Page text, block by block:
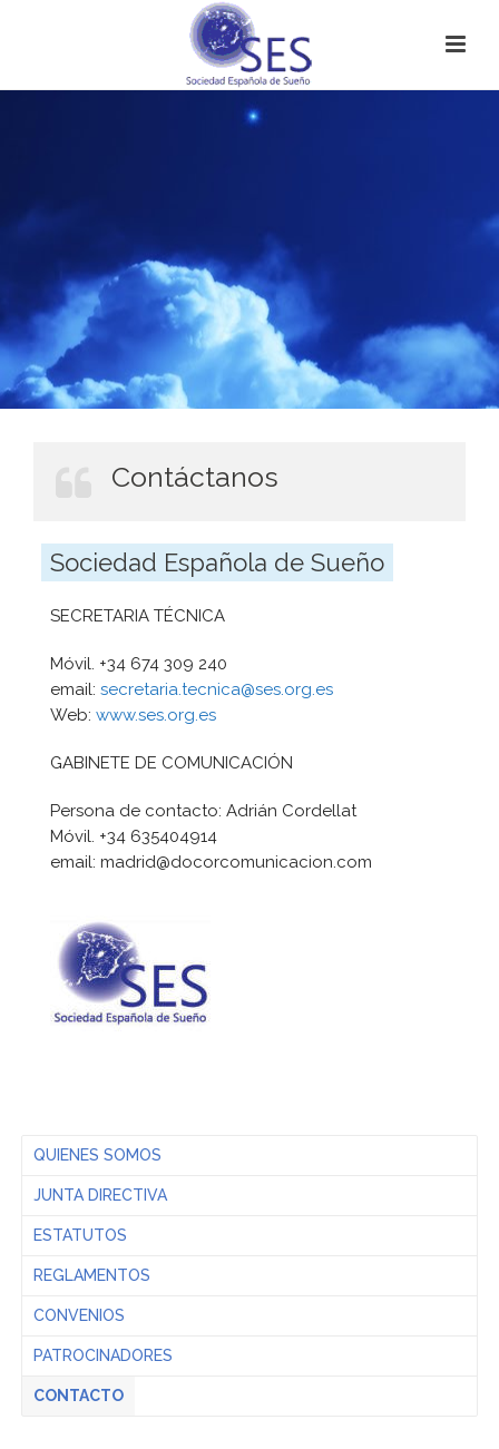
Contáctanos
Sociedad Española de Sueño
SECRETARIA TÉCNICA
Móvil. +34 674 309 240
email: secretaria.tecnica@ses.org.es
Web: www.ses.org.es
GABINETE DE COMUNICACIÓN
Persona de contacto: Adrián Cordellat
Móvil. +34 635404914
email: madrid@docorcomunicacion.com
QUIENES SOMOS
JUNTA DIRECTIVA
ESTATUTOS
REGLAMENTOS
CONVENIOS
PATROCINADORES
CONTACTO